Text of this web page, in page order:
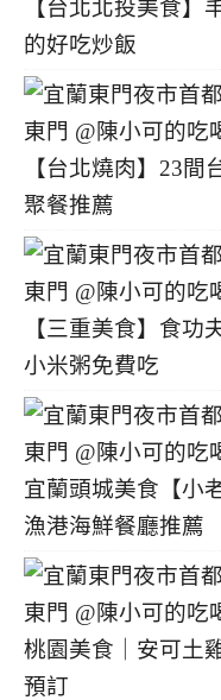
【台北北投美食】
的好吃炒飯
【台北燒肉】23
聚餐推薦
【三重美食】食功
小米粥免費吃
宜蘭頭城美食【小
漁港海鮮餐廳推薦
桃園美食｜安可土
預訂